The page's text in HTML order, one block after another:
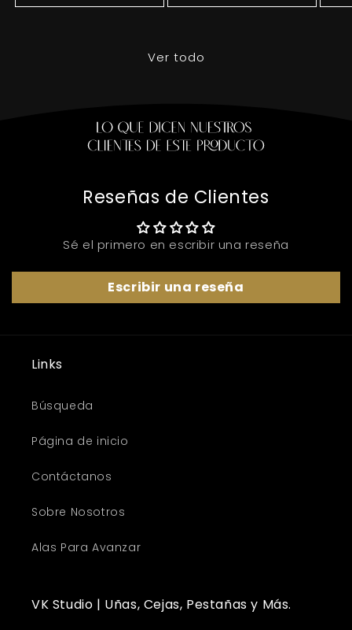
Ver todo
Reseñas de Clientes
Sé el primero en escribir una reseña
Escribir una reseña
Links
Búsqueda
Página de inicio
Contáctanos
Sobre Nosotros
Alas Para Avanzar
VK Studio | Uñas, Cejas, Pestañas y Más.